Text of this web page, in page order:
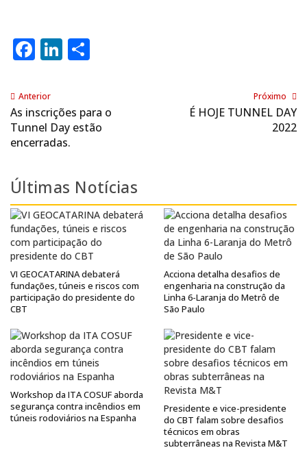
Facebook
LinkedIn
Anterior
As inscrições para o
Tunnel Day estão
encerradas.
Próximo
É HOJE TUNNEL DAY
2022
Últimas Notícias
VI GEOCATARINA debaterá
fundações, túneis e riscos com
participação do presidente do
CBT
Acciona detalha desafios de
engenharia na construção da
Linha 6-Laranja do Metrô de
São Paulo
Workshop da ITA COSUF aborda
segurança contra incêndios em
túneis rodoviários na Espanha
Presidente e vice-presidente
do CBT falam sobre desafios
técnicos em obras
subterrâneas na Revista M&T